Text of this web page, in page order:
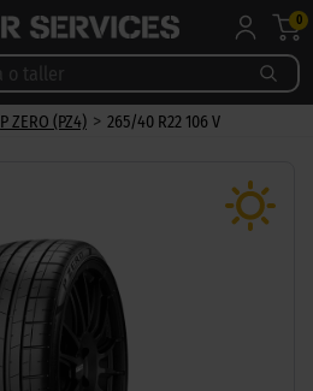
0
P ZERO (PZ4) > 265/40 R22 106 V